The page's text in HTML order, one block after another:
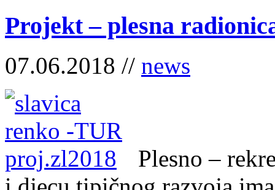
Projekt – plesna
07.06.2018 // news
Plesno –